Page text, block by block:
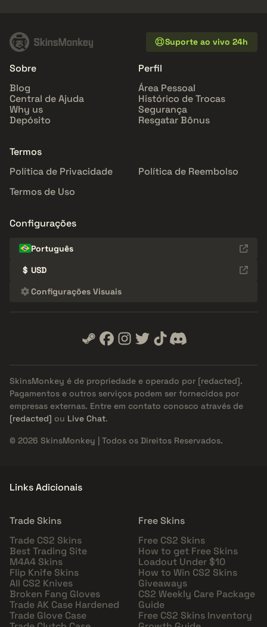
Suporte ao vivo 24h
Sobre
Blog
Central de Ajuda
Why us
Depósito
Perfil
Área Pessoal
Histórico de Trocas
Segurança
Resgatar Bônus
Termos
Política de Privacidade
Política de Reembolso
Termos de Uso
Configurações
Português
$ USD
Configurações Visuais
SkinsMonkey é de propriedade e operado por [redacted].
Pagamentos e outros serviços podem ser fornecidos por
empresas externas. Entre em contato conosco através de
[redacted] ou Live Chat.
© 2026 SkinsMonkey | Todos os Direitos Reservados.
Links Adicionais
Trade Skins
Trade CS2 Skins
Best Trading Site
M4A4 Skins
Flip Knife Skins
All CS2 Knives
Broken Fang Gloves
Trade AK Case Hardened
Trade Glove Case
Free Skins
Free CS2 Skins
How to get Free Skins
Loadout Under $10
How to Win CS2 Skins
Giveaways
CS2 Weekly Care Package
Guide
Free CS2 Skins Inventory